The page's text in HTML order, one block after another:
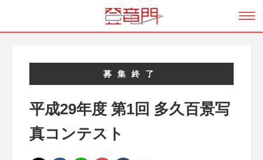
募集終了
平成29年度 第1回 多久百景写
真コンテスト